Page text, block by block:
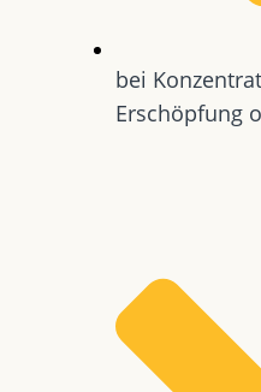
bei
Erschöpfung